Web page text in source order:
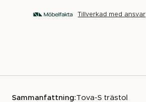
Tillverkad med ansvar
Sammanfattning:Tova-S trästol